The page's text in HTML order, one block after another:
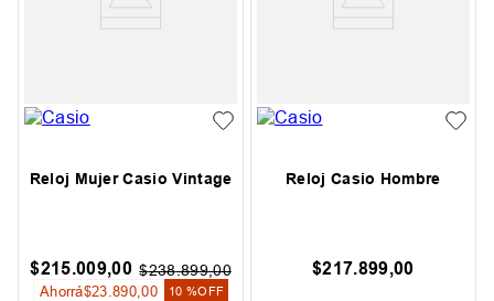
Reloj Mujer Casio Vintage
$215.009,00 $238.899,00
Ahorrá$23 .890 ,00 10 %OFF
Reloj Casio Hombre
$217.899,00